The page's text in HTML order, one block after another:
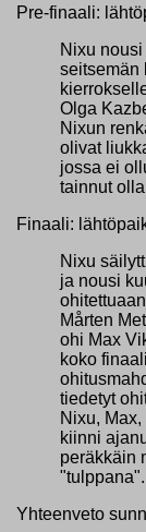
Pre-finaali:
Nixu
seitsemän
Olga
Nixun
olivat
jossa ei
tainnut
Finaali:
Nixu
ja nousi
Mårten
ohi Max
koko
tiedetyt
Nixu,
kiinni
peräkkäin
"tulppana".
Yhteenveto